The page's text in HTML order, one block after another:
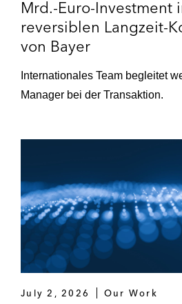
Punkt) an Remondis.
Hyundai und KIA –
eines pan-
Charging Netzwerkes
KKR/Webhelp.
Permira – Einstieg in
Gruppe.
Renewable Energy
Mrd.-Euro-Investment
reversiblen Langzeit-
von Bayer
Internationales Team begleitet
Manager bei der Transaktion.
July 2, 2026 Our Work